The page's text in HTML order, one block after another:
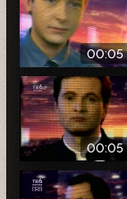
00:05
00:05